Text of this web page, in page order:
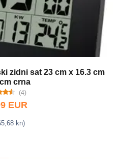
zidni sat 23 cm x 16.3 cm
crna
(4)
EUR
kn)